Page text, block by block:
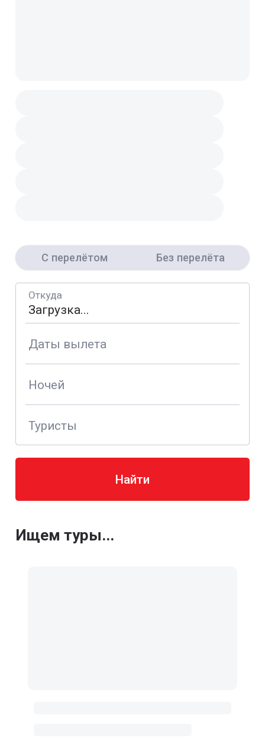
С перелётом Без перелёта
Откуда
Даты вылета
Ночей
Туристы
Найти
Ищем туры...